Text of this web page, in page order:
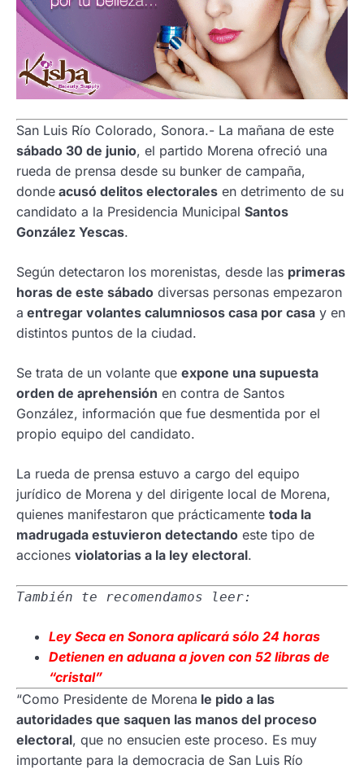
San Luis Río Colorado, Sonora.- La mañana de este
sábado 30 de junio, el partido Morena ofreció una
rueda de prensa desde su bunker de campaña,
donde acusó delitos electorales en detrimento de su
candidato a la Presidencia Municipal Santos
González Yescas.
Según detectaron los morenistas, desde las primeras
horas de este sábado diversas personas empezaron
a entregar volantes calumniosos casa por casa y en
distintos puntos de la ciudad.
Se trata de un volante que expone una supuesta
orden de aprehensión en contra de Santos
González, información que fue desmentida por el
propio equipo del candidato.
La rueda de prensa estuvo a cargo del equipo
jurídico de Morena y del dirigente local de Morena,
quienes manifestaron que prácticamente toda la
madrugada estuvieron detectando este tipo de
acciones violatorias a la ley electoral.
También te recomendamos leer:
Ley Seca en Sonora aplicará sólo 24 horas
Detienen en aduana a joven con 52 libras de
“cristal”
“Como Presidente de Morena le pido a las
autoridades que saquen las manos del proceso
electoral, que no ensucien este proceso. Es muy
importante para la democracia de San Luis Río